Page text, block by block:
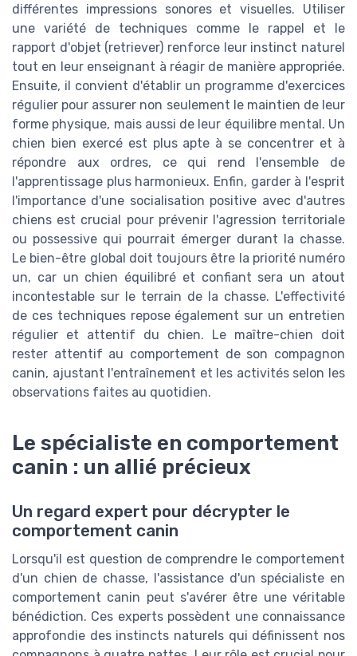
différentes impressions sonores et visuelles. Utiliser
une variété de techniques comme le rappel et le
rapport d'objet (retriever) renforce leur instinct naturel
tout en leur enseignant à réagir de manière appropriée.
Ensuite, il convient d'établir un programme d'exercices
régulier pour assurer non seulement le maintien de leur
forme physique, mais aussi de leur équilibre mental. Un
chien bien exercé est plus apte à se concentrer et à
répondre aux ordres, ce qui rend l'ensemble de
l'apprentissage plus harmonieux. Enfin, garder à l'esprit
l'importance d'une socialisation positive avec d'autres
chiens est crucial pour prévenir l'agression territoriale
ou possessive qui pourrait émerger durant la chasse.
Le bien-être global doit toujours être la priorité numéro
un, car un chien équilibré et confiant sera un atout
incontestable sur le terrain de la chasse. L'effectivité
de ces techniques repose également sur un entretien
régulier et attentif du chien. Le maître-chien doit
rester attentif au comportement de son compagnon
canin, ajustant l'entraînement et les activités selon les
observations faites au quotidien.
Le spécialiste en comportement
canin : un allié précieux
Un regard expert pour décrypter le
comportement canin
Lorsqu'il est question de comprendre le comportement
d'un chien de chasse, l'assistance d'un spécialiste en
comportement canin peut s'avérer être une véritable
bénédiction. Ces experts possèdent une connaissance
approfondie des instincts naturels qui définissent nos